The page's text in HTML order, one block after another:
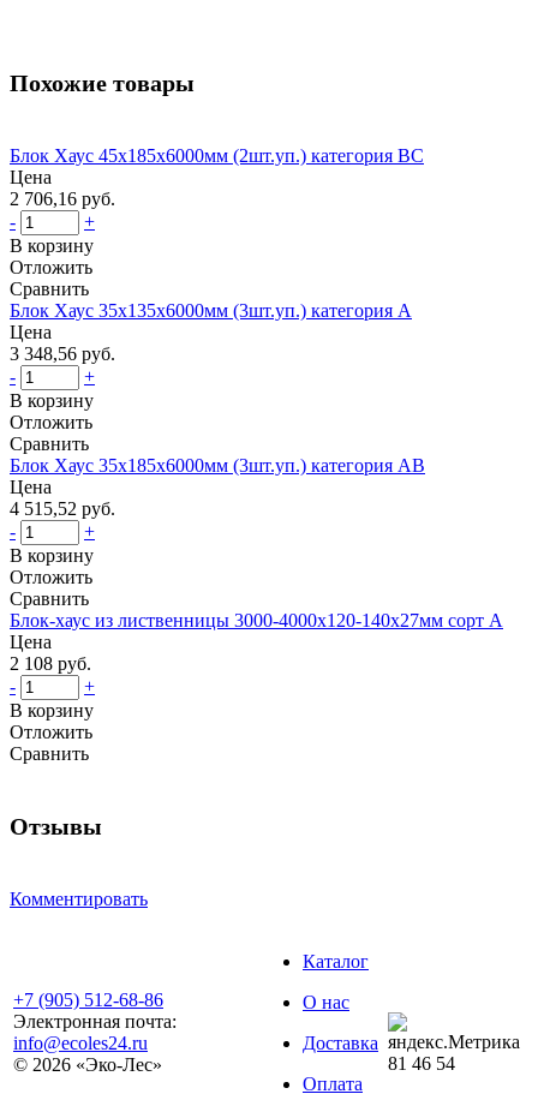
Похожие товары
Блок Хаус 45х185х6000мм (2шт.уп.) категория BС
Цена
2 706,16 руб.
-
+
В корзину
Отложить
Сравнить
Блок Хаус 35х135х6000мм (3шт.уп.) категория А
Цена
3 348,56 руб.
-
+
В корзину
Отложить
Сравнить
Блок Хаус 35х185х6000мм (3шт.уп.) категория AВ
Цена
4 515,52 руб.
-
+
В корзину
Отложить
Сравнить
Блок-хаус из лиственницы 3000-4000х120-140х27мм сорт А
Цена
2 108 руб.
-
+
В корзину
Отложить
Сравнить
Отзывы
Комментировать
+7 (905) 512-68-86
Электронная почта:
info@ecoles24.ru
© 2026 «Эко-Лес»
Каталог
О нас
Доставка
Оплата
81 46 54